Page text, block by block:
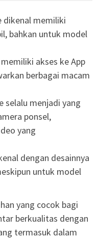
dikenal memiliki
bahkan untuk model
akses ke App
berbagai macam
selalu menjadi yang
ponsel,
yang
dengan desainnya
untuk model
yang cocok bagi
berkualitas dengan
termasuk dalam